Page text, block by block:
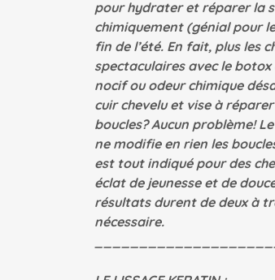
pour hydrater et réparer la
chimiquement (génial pour
fin de l’été. En fait, plus les
spectaculaires avec le
nocif ou odeur chimique
cuir chevelu et vise à
boucles? Aucun problème!
ne modifie en rien les
est tout indiqué pour des
éclat de jeunesse et de
résultats durent de deux à
nécessaire.